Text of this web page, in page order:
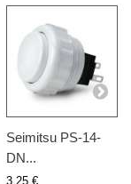
Seimitsu PS-14-
DN...
3,25 €